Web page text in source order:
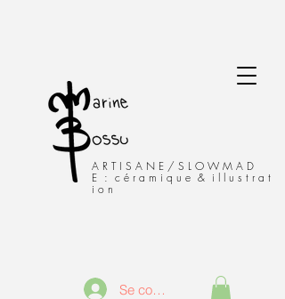
A R T I S A N E / S L O W M A D
E : c é r a m i q u e & i l l u s t r a t
i o n
Se connecter